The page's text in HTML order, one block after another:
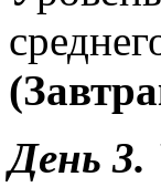
День 3.